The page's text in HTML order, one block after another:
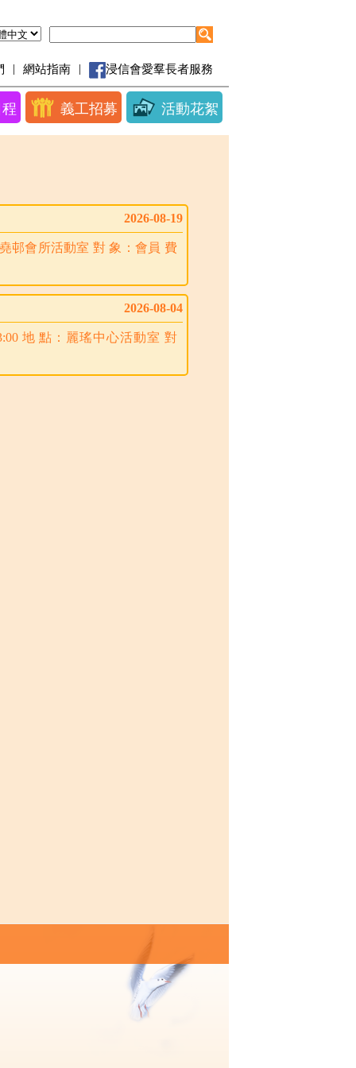
| 網站指南 | 浸信會愛羣長者服務
義工招募 活動花絮
2026-08-19
邨會所活動室 對 象：會員 費
2026-08-04
地 點：麗瑤中心活動室 對